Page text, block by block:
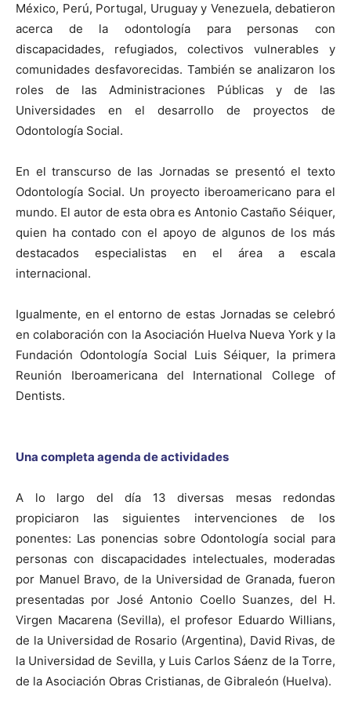
México, Perú, Portugal, Uruguay y Venezuela, debatieron
acerca de la odontología para personas con
discapacidades, refugiados, colectivos vulnerables y
comunidades desfavorecidas. También se analizaron los
roles de las Administraciones Públicas y de las
Universidades en el desarrollo de proyectos de
Odontología Social.
En el transcurso de las Jornadas se presentó el texto
Odontología Social. Un proyecto iberoamericano para el
mundo. El autor de esta obra es Antonio Castaño Séiquer,
quien ha contado con el apoyo de algunos de los más
destacados especialistas en el área a escala
internacional.
Igualmente, en el entorno de estas Jornadas se celebró
en colaboración con la Asociación Huelva Nueva York y la
Fundación Odontología Social Luis Séiquer, la primera
Reunión Iberoamericana del International College of
Dentists.
Una completa agenda de actividades
A lo largo del día 13 diversas mesas redondas
propiciaron las siguientes intervenciones de los
ponentes: Las ponencias sobre Odontología social para
personas con discapacidades intelectuales, moderadas
por Manuel Bravo, de la Universidad de Granada, fueron
presentadas por José Antonio Coello Suanzes, del H.
Virgen Macarena (Sevilla), el profesor Eduardo Willians,
de la Universidad de Rosario (Argentina), David Rivas, de
la Universidad de Sevilla, y Luis Carlos Sáenz de la Torre,
de la Asociación Obras Cristianas, de Gibraleón (Huelva).